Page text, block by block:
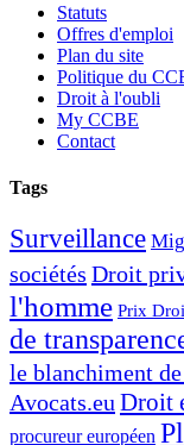
Statuts
Offres d'emploi
Plan du site
Politique du
Droit à l'oubli
My CCBE
Contact
Tags
Surveillance
sociétés Droit
l'homme Prix
de
le blanchiment
Avocats.euDroit
procureur européen